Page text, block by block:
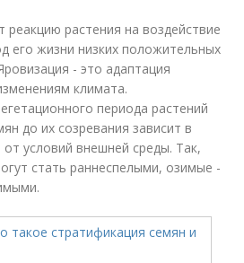
реакцию растения на воздействие
его жизни низких положительных
- это адаптация
климата.
периода растений
до их созревания зависит в
условий внешней среды. Так,
стать раннеспелыми, озимые -